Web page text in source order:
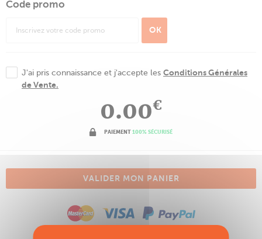
Code promo
OK
J'ai pris connaissance et j'accepte les Conditions Générales
de Vente.
0.00€
PAIEMENT 100% SÉCURISÉ
VALIDER MON PANIER